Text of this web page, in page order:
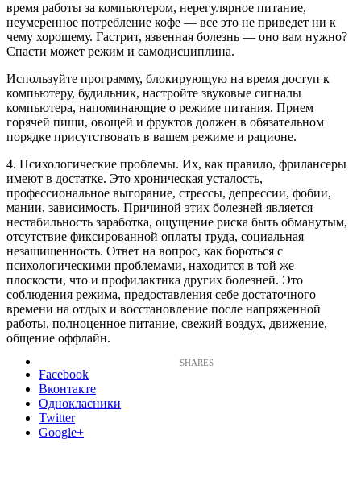
время работы за компьютером, нерегулярное питание,
неумеренное потребление кофе — все это не приведет ни к
чему хорошему. Гастрит, язвенная болезнь — оно вам нужно?
Спасти может режим и самодисциплина.
Используйте программу, блокирующую на время доступ к
компьютеру, будильник, настройте звуковые сигналы
компьютера, напоминающие о режиме питания. Прием
горячей пищи, овощей и фруктов должен в обязательном
порядке присутствовать в вашем режиме и рационе.
4. Психологические проблемы. Их, как правило, фрилансеры
имеют в достатке. Это хроническая усталость,
профессиональное выгорание, стрессы, депрессии, фобии,
мании, зависимость. Причиной этих болезней является
нестабильность заработка, ощущение риска быть обманутым,
отсутствие фиксированной оплаты труда, социальная
незащищенность. Ответ на вопрос, как бороться с
психологическими проблемами, находится в той же
плоскости, что и профилактика других болезней. Это
соблюдения режима, предоставления себе достаточного
времени на отдых и восстановление после напряженной
работы, полноценное питание, свежий воздух, движение,
общение оффлайн.
Facebook
Вконтакте
Однокласники
Twitter
Google+